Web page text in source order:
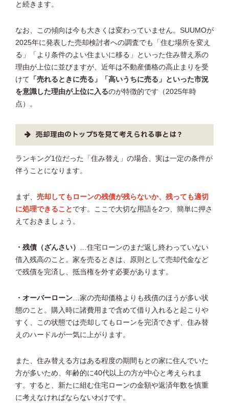
と続きます。
なお、この傾向は今も大きくは変わっていません。SUUMOが
2025年に発表した売却検討者への調査でも「住む場所を変え
る」「より条件のよい住まいに移る」といった住み替え系の
理由が上位に並びますが、近年は不動産価格の高止まりを受
けて 「売れるときに売る」「高いうちに売る」といった市況
を意識した理由が上位に入るのが特徴的です（2025年時
点）。
売却理由のトップ5を見て考えられる事とは？
ランキング1位だった「住み替え」の場合、実は一定の条件が
伴うことになります。
まず、 売却してもローンの残債が残らないか、残っても適切
に処理できること です。ここで大切な用語を2つ、簡単に押さ
えておきましょう。
・残債（ざんさい）
…住宅ローンのまだ返し終わっていない
借入残高のこと。家を売るときは、原則として売却代金など
で残債を完済し、抵当権を外す必要があります。
・オーバーローン …家の売却価格よりも残債のほうが多い状
態のこと。購入時に諸費用まで含めて借り入れると起こりや
すく、この状態では売却してもローンを完済できず、住み替
えのハードルが一気に上がります。
また、住み替える方はある程度の期間もとの家に住んでいた
方が多いため、年齢的に40代以上の方が中心と考えられま
す。すると、新たに組む住宅ローンの金額や返済年数を慎重
に考えなければならないわけです。